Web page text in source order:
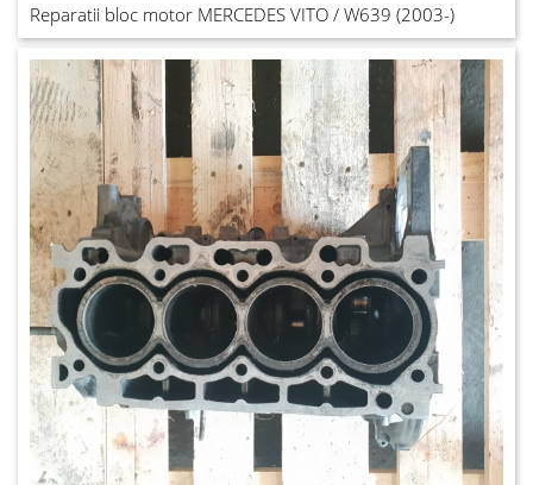
Reparatii bloc motor MERCEDES VITO / W639 (2003-)